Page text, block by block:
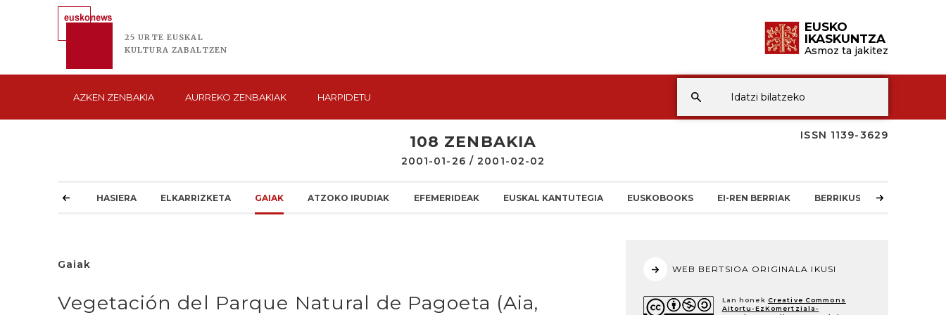
25 URTE EUSKAL
KULTURA ZABALTZEN
EUSKO
IKASKUNTZA
Asmoz ta jakitez
AZKEN ZENBAKIA AURREKO ZENBAKIAK HARPIDETU
ISSN 1139-3629
108 ZENBAKIA
2001-01-26 / 2001-02-02
HASIERA ELKARRIZKETA GAIAK ATZOKO IRUDIAK EFEMERIDEAK EUSKAL KANTUTEGIA EUSKOBOOKS EI-REN BERRIAK BERRIKUSKETAK
Gaiak
Vegetación del Parque Natural de Pagoeta (Aia,
WEB BERTSIOA ORIGINALA IKUSI
Lan honek Creative Commons
Aitortu-EzKomertziala-